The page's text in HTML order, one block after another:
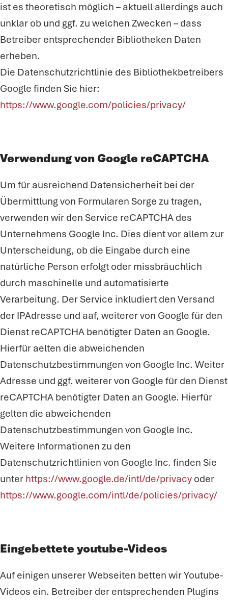
ist es theoretisch möglich – aktuell allerdings auch
unklar ob und ggf. zu welchen Zwecken – dass
Betreiber entsprechender Bibliotheken Daten
erheben.
Die Datenschutzrichtlinie des Bibliothekbetreibers
Google finden Sie hier:
https://www.google.com/policies/privacy/
Verwendung von Google reCAPTCHA
Um für ausreichend Datensicherheit bei der
Übermittlung von Formularen Sorge zu tragen,
verwenden wir den Service reCAPTCHA des
Unternehmens Google Inc. Dies dient vor allem zur
Unterscheidung, ob die Eingabe durch eine
natürliche Person erfolgt oder missbräuchlich
durch maschinelle und automatisierte
Verarbeitung. Der Service inkludiert den Versand
der IPAdresse und aaf, weiterer von Google für den
Dienst reCAPTCHA benötigter Daten an Google.
Hierfür aelten die abweichenden
Datenschutzbestimmungen von Google Inc. Weiter
Adresse und ggf. weiterer von Google für den Dienst
reCAPTCHA benötigter Daten an Google. Hierfür
gelten die abweichenden
Datenschutzbestimmungen von Google Inc.
Weitere Informationen zu den
Datenschutzrichtlinien von Google Inc. finden Sie
unter https://www.google.de/intl/de/privacy oder
https://www.google.com/intl/de/policies/privacy/
Eingebettete youtube-Videos
Auf einigen unserer Webseiten betten wir Youtube-
Videos ein. Betreiber der entsprechenden Plugins